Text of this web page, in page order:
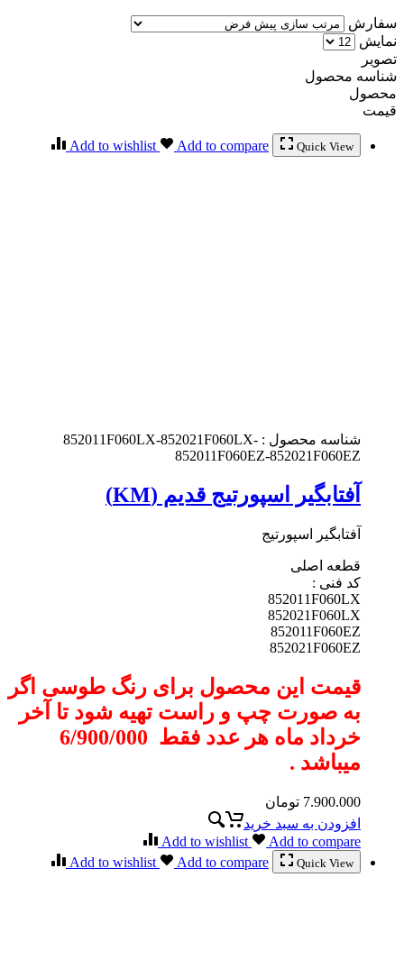
سفارش
نمایش
تصویر
شناسه محصول
محصول
قیمت
Quick View
Add to wishlist Add to compare
شناسه محصول : 852011F060LX-852021F060LX-
852011F060EZ-852021F060EZ
آفتابگیر اسپورتیج قدیم (KM)
آفتابگیر اسپورتیج
قطعه اصلی
کد فنی :
852011F060LX
852021F060LX
852011F060EZ
852021F060EZ
قیمت این محصول برای رنگ طوسی اگر
به صورت چپ و راست تهیه شود تا آخر
خرداد ماه هر عدد فقط 6/900/000
میباشد .
7.900.000 تومان
افزودن به سبد خرید
Add to wishlist
Add to compare
Quick View
Add to wishlist Add to compare